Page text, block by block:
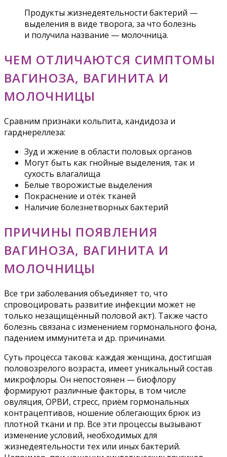
Продукты жизнедеятельности бактерий —
выделения в виде творога, за что болезнь
и получила название — молочница.
ЧЕМ ОТЛИЧАЮТСЯ СИМПТОМЫ
ВАГИНОЗА, ВАГИНИТА И
МОЛОЧНИЦЫ
Сравним признаки кольпита, кандидоза и
гарднереллеза:
Зуд и жжение в области половых органов
Могут быть как гнойные выделения, так и
сухость влагалища
Белые творожистые выделения
Покраснение и отёк тканей
Наличие болезнетворных бактерий
ПРИЧИНЫ ПОЯВЛЕНИЯ
ВАГИНОЗА, ВАГИНИТА И
МОЛОЧНИЦЫ
Все три заболевания объединяет то, что
спровоцировать развитие инфекции может не
только незащищённый половой акт). Также часто
болезнь связана с изменением гормонального фона,
падением иммунитета и др. причинами.
Суть процесса такова: каждая женщина, достигшая
половозрелого возраста, имеет уникальный состав
микрофлоры. Он непостоянен — биофлору
формируют различные факторы, в том числе
овуляция, ОРВИ, стресс, приём гормональных
контрацептивов, ношение облегающих брюк из
плотной ткани и пр. Все эти процессы вызывают
изменение условий, необходимых для
жизнедеятельности тех или иных бактерий.